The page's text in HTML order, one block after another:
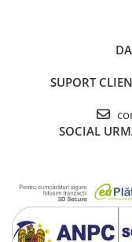
SUPORT
SOCIAL